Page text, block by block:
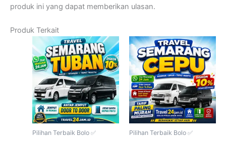
produk ini yang dapat memberikan ulasan.
Produk Terkait
Pilihan Terbaik Bolo ✅ Pilihan Terbaik Bolo ✅